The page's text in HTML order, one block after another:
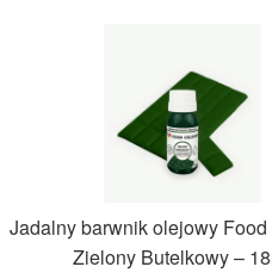
Jadalny barwnik olejowy
Zielony Butelkowy –